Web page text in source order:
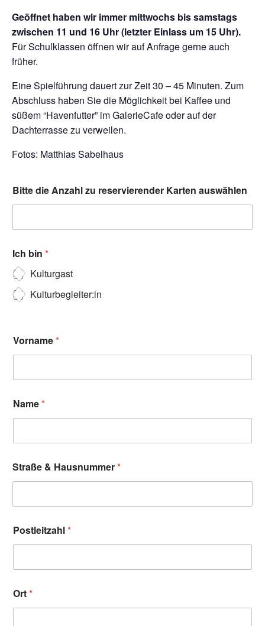
Geöffnet haben wir immer mittwochs bis samstags
zwischen 11 und 16 Uhr (letzter Einlass um 15 Uhr).
Für Schulklassen öffnen wir auf Anfrage gerne auch
früher.
Eine Spielführung dauert zur Zeit 30 – 45 Minuten. Zum
Abschluss haben Sie die Möglichkeit bei Kaffee und
süßem “Havenfutter” im GalerieCafe oder auf der
Dachterrasse zu verweilen.
Fotos: Matthias Sabelhaus
Bitte die Anzahl zu reservierender Karten auswählen
Ich bin *
Kulturgast
Kulturbegleiter:in
Vorname*
Name*
Straße & Hausnummer*
Postleitzahl*
Ort*